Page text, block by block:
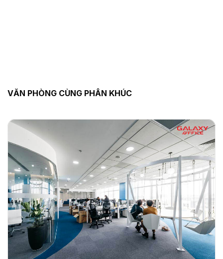
VĂN PHÒNG CÙNG PHÂN KHÚC